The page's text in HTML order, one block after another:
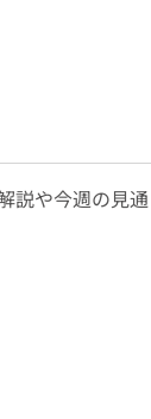
説や今週の見